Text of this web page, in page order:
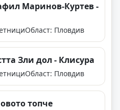
Маринов-Куртев -
Област: Пловдив
Зли дол - Клисура
Област: Пловдив
топче